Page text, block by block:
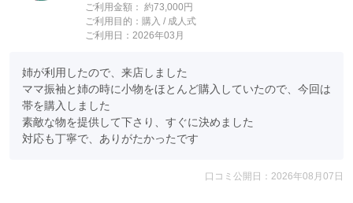
ご利用金額： 約73,000円
ご利用目的： 購入 / 成人式
ご利用日：2026年03月
姉が利用したので、来店しました
ママ振袖と姉の時に小物をほとんど購入していたので、今回は
帯を購入しました
素敵な物を提供して下さり、すぐに決めました
対応も丁寧で、ありがたかったです
口コミ公開日：2026年08月07日